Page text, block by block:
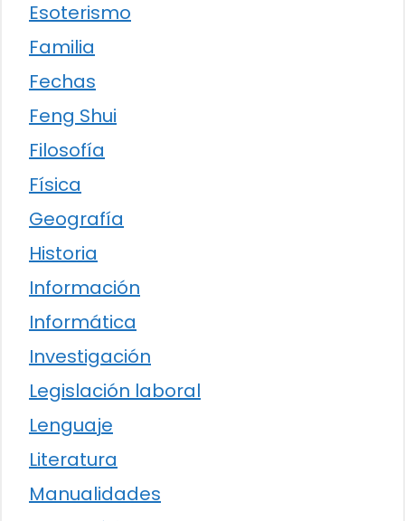
Esoterismo
Familia
Fechas
Feng Shui
Filosofía
Física
Geografía
Historia
Información
Informática
Investigación
Legislación laboral
Lenguaje
Literatura
Manualidades